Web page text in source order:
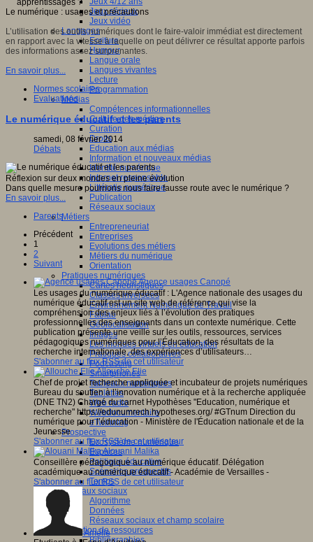
Jeux sérieux
Jeux vidéo
Langages
Ecriture
Humour
Langue orale
Langues vivantes
Lecture
Programmation
Médias
Compétences informationnelles
Culture des médias
Curation
Droits
Education aux médias
Information et nouveaux médias
Identité numérique
Internet responsable
Littératie numérique
Publication
Réseaux sociaux
Métiers
Entrepreneuriat
Entreprises
Evolutions des métiers
Métiers du numérique
Orientation
Pratiques numériques
Cartes heuristiques
Classes inversées
Environnement Numérique de Travail
Fablab
Géolocalisation
Images
Les mondes virtuels en éducation
Pratiques collaboratives
Podcasting
Smartphones
Tableaux numériques
Tablettes
Web radio
Webdocumentaire
eTwinning
Prospective
Ecosystème numérique
Espaces
Politique éducative
Scénarios prospectifs
Temps
Réseaux sociaux
Algorithme
Données
Réseaux sociaux et champ scolaire
Sélection de ressources
Bibliographies
Le numérique : usages et précautions
L’utilisation des outils numériques dont le faire-valoir immédiat est directement
en rapport avec la vitesse à laquelle on peut délivrer ce résultat apporte parfois
des informations assez surprenantes.
En savoir plus...
Normes scolaires
Evaluations
Le numérique éducatif et les parents
samedi, 08 février 2014
Débats
Réflexion sur deux mondes en pleine évolution
Dans quelle mesure pourrions nous faire fausse route avec le numérique ?
En savoir plus...
Parents
Précédent
1
2
Suivant
Agence usages Canopé
Les usages du numérique éducatif : L'Agence nationale des usages du
numérique éducatif est un site web de référence qui vise la
compréhension des enjeux liés à l’évolution des pratiques
professionnelles des enseignants dans un contexte numérique. Cette
publication présente une veille sur les outils, ressources, services
pédagogiques numériques pour l’Éducation, des résultats de la
recherche internationale, des expériences d’utilisateurs…
S'abonner au flux RSS de cet utilisateur
Allouche Elie
Chef de projet recherche appliquée et incubateur de projets numériques
Bureau du soutien à l’innovation numérique et à la recherche appliquée
(DNE TN2) Chargé du carnet Hypothèses "Education, numérique et
recherche" https://edunumrech.hypotheses.org/ #GTnum Direction du
numérique pour l’éducation - Ministère de l'Éducation nationale et de la
Jeunesse
S'abonner au flux RSS de cet utilisateur
Alouani Malika
Conseillère pédagogique au numérique éducatif. Délégation
académique au numérique éducatif - Académie de Versailles -
S'abonner au flux RSS de cet utilisateur
Amélie